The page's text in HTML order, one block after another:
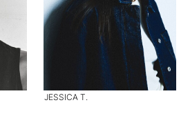
JESSICA T.